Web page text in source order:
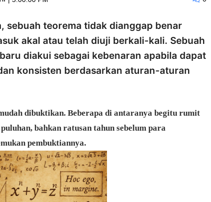
sebuah teorema tidak dianggap benar
akal atau telah diuji berkali-kali. Sebuah
diakui sebagai kebenaran apabila dapat
konsisten berdasarkan aturan-aturan
dibuktikan. Beberapa di antaranya begitu rumit
bahkan ratusan tahun sebelum para
pembuktiannya.